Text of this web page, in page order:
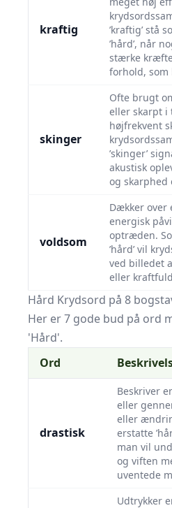
kraftig
’kraftig’ stå
’hård’, når
stærke
forhold,
skinger
Ofte brugt
eller skarpt i
højfrekvent
’skinger’
akustisk
og skarphed
voldsom
Dækker over
energisk
optræden.
’hård’ vil
ved billedet
eller
Hård Krydsord på 8
Her er 7 gode bud på ord
'Hård'.
Ord
drastisk
Beskriver
eller
eller
erstatte
man vil
og viften
uventede
Udtrykker